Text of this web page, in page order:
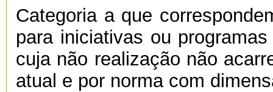
Categoria a que
para iniciativas ou
cuja não realização não
atual e por norma com